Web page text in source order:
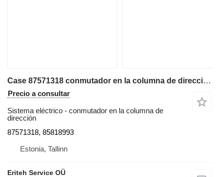
Case 87571318 conmutador en la columna de dirección para New Holland LB110, B110, B115, B115B, B110B retroexcavadora
Precio a consultar
Sistema eléctrico - conmutador en la columna de
dirección
87571318, 85818993
Estonia, Tallinn
Eriteh Service OÜ